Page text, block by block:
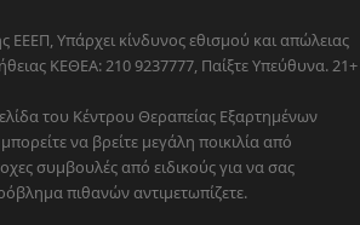
ΕΕΕΠ, Υπάρχει κίνδυνος εθισμού και απώλειας
ΚΕΘΕΑ: 210 9237777, Παίξτε Υπεύθυνα. 21+
του Κέντρου Θεραπείας Εξαρτημένων
να βρείτε μεγάλη ποικιλία από
συμβουλές από ειδικούς για να σας
πιθανών αντιμετωπίζετε.